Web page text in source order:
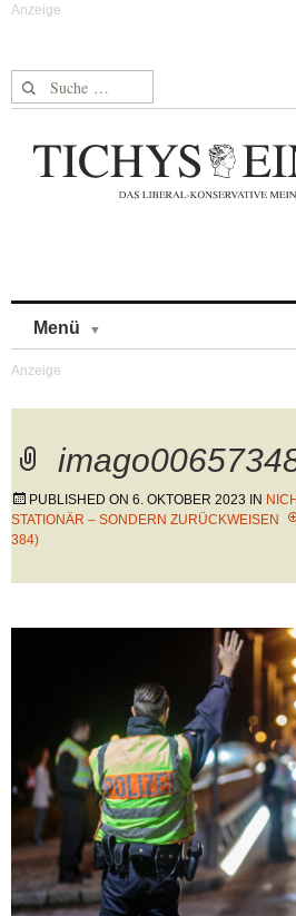
Suche nach:
Menü
PUBLISHED ON 6. OKTOBER 2023 IN
STATIONÄR – SONDERN ZURÜCKWEISEN
384)